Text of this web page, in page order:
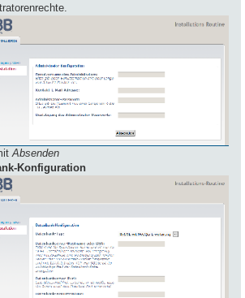
Absenden
Konfiguration